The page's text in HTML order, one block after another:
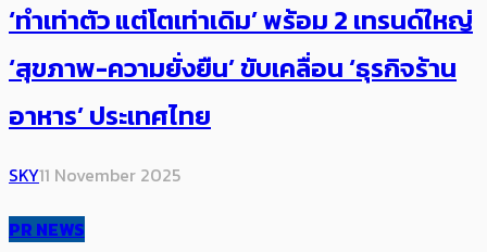
‘ทำเท่าตัว แต่โต​เท่าเดิม’ พร้อม 2 เทรนด์ใหญ่
‘สุขภาพ-ความยั่งยืน’ ขับเคลื่อน ‘ธุรกิจร้าน
อาหาร’​ ประเทศไทย
SKY11 November 2025
PR NEWS